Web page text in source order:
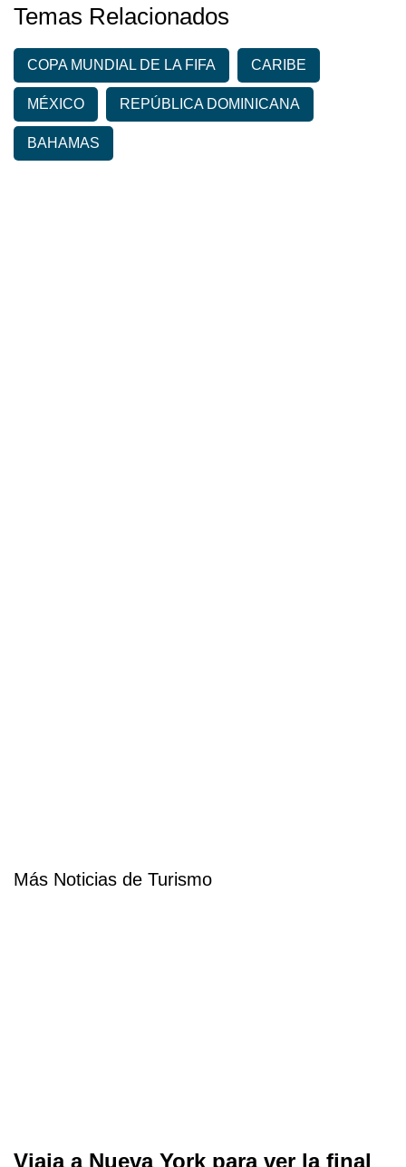
Temas Relacionados
COPA MUNDIAL DE LA FIFA CARIBE
MÉXICO REPÚBLICA DOMINICANA
BAHAMAS
Más Noticias de Turismo
Viaja a Nueva York para ver la final